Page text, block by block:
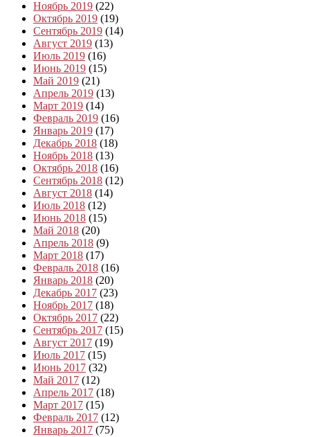
Ноябрь 2019 (22)
Октябрь 2019 (19)
Сентябрь 2019 (14)
Август 2019 (13)
Июль 2019 (16)
Июнь 2019 (15)
Май 2019 (21)
Апрель 2019 (13)
Март 2019 (14)
Февраль 2019 (16)
Январь 2019 (17)
Декабрь 2018 (18)
Ноябрь 2018 (13)
Октябрь 2018 (16)
Сентябрь 2018 (12)
Август 2018 (14)
Июль 2018 (12)
Июнь 2018 (15)
Май 2018 (20)
Апрель 2018 (9)
Март 2018 (17)
Февраль 2018 (16)
Январь 2018 (20)
Декабрь 2017 (23)
Ноябрь 2017 (18)
Октябрь 2017 (22)
Сентябрь 2017 (15)
Август 2017 (19)
Июль 2017 (15)
Июнь 2017 (32)
Май 2017 (12)
Апрель 2017 (18)
Март 2017 (15)
Февраль 2017 (12)
Январь 2017 (75)